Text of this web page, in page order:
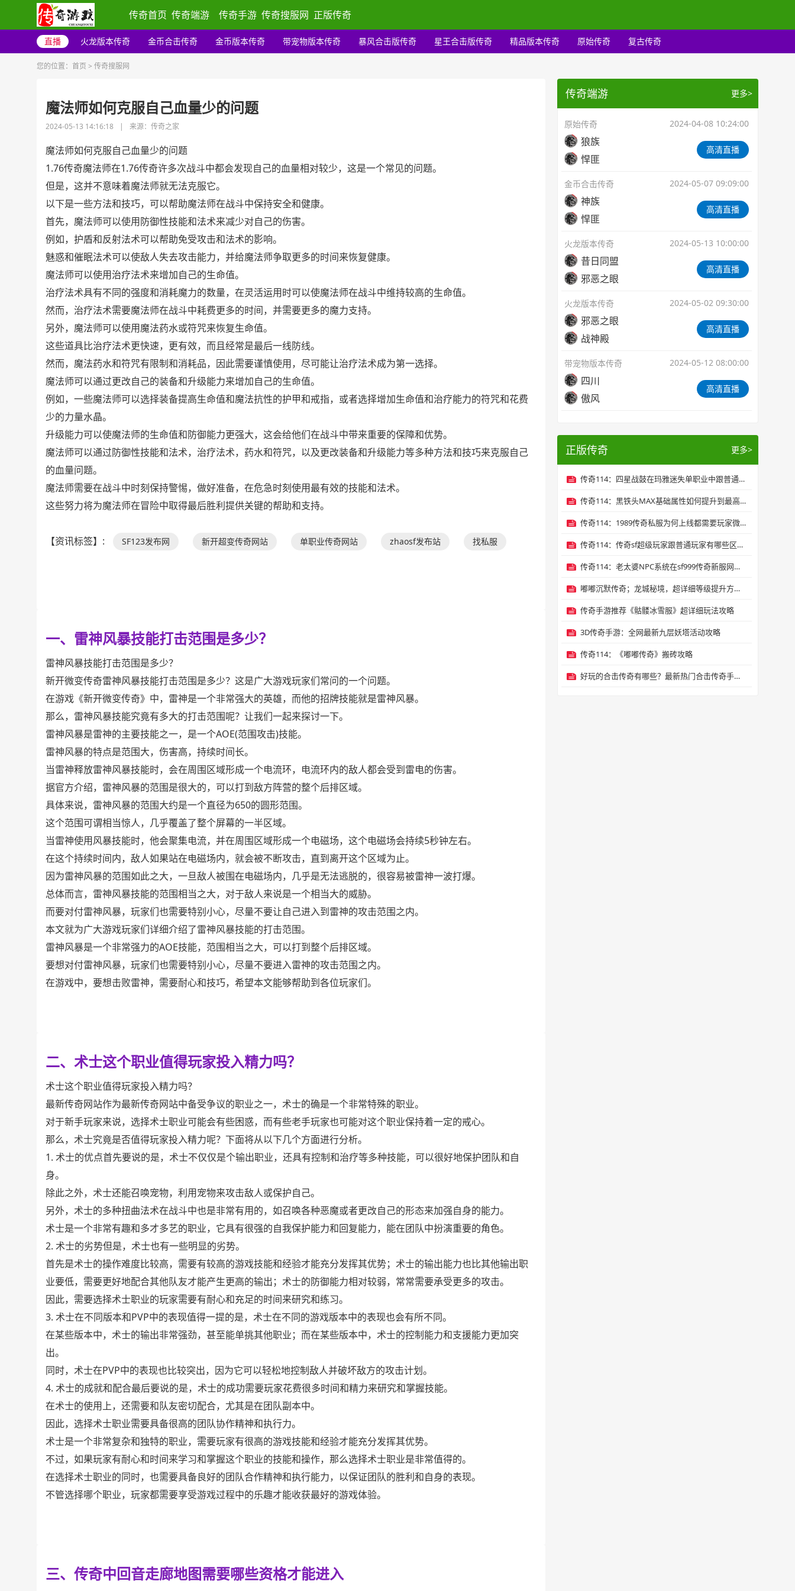
传奇首页 传奇端游 传奇手游 传奇搜服网 正版传奇
直播 火龙版本传奇 金币合击传奇 金币版本传奇 带宠物版本传奇 暴风合击版传奇 星王合击版传奇 精品版本传奇 原始传奇 复古传奇
您的位置： 首页 > 传奇搜服网
魔法师如何克服自己血量少的问题
2024-05-13 14:16:18 | 来源：传奇之家
魔法师如何克服自己血量少的问题
1.76传奇魔法师在1.76传奇许多次战斗中都会发现自己的血量相对较少，这是一个常见的问题。
但是，这并不意味着魔法师就无法克服它。
以下是一些方法和技巧，可以帮助魔法师在战斗中保持安全和健康。
首先，魔法师可以使用防御性技能和法术来减少对自己的伤害。
例如，护盾和反射法术可以帮助免受攻击和法术的影响。
魅惑和催眠法术可以使敌人失去攻击能力，并给魔法师争取更多的时间来恢复健康。
魔法师可以使用治疗法术来增加自己的生命值。
治疗法术具有不同的强度和消耗魔力的数量，在灵活运用时可以使魔法师在战斗中维持较高的生命值。
然而，治疗法术需要魔法师在战斗中耗费更多的时间，并需要更多的魔力支持。
另外，魔法师可以使用魔法药水或符咒来恢复生命值。
这些道具比治疗法术更快速，更有效，而且经常是最后一线防线。
然而，魔法药水和符咒有限制和消耗品，因此需要谨慎使用，尽可能让治疗法术成为第一选择。
魔法师可以通过更改自己的装备和升级能力来增加自己的生命值。
例如，一些魔法师可以选择装备提高生命值和魔法抗性的护甲和戒指，或者选择增加生命值和治疗能力的符咒和花费
少的力量水晶。
升级能力可以使魔法师的生命值和防御能力更强大，这会给他们在战斗中带来重要的保障和优势。
魔法师可以通过防御性技能和法术，治疗法术，药水和符咒，以及更改装备和升级能力等多种方法和技巧来克服自己
的血量问题。
魔法师需要在战斗中时刻保持警惕，做好准备，在危急时刻使用最有效的技能和法术。
这些努力将为魔法师在冒险中取得最后胜利提供关键的帮助和支持。
【资讯标签】: SF123发布网 新开超变传奇网站 单职业传奇网站 zhaosf发布站 找私服
一、雷神风暴技能打击范围是多少？
雷神风暴技能打击范围是多少？
新开微变传奇雷神风暴技能打击范围是多少？这是广大游戏玩家们常问的一个问题。
在游戏《新开微变传奇》中，雷神是一个非常强大的英雄，而他的招牌技能就是雷神风暴。
那么，雷神风暴技能究竟有多大的打击范围呢？让我们一起来探讨一下。
雷神风暴是雷神的主要技能之一，是一个AOE(范围攻击)技能。
雷神风暴的特点是范围大，伤害高，持续时间长。
当雷神释放雷神风暴技能时，会在周围区域形成一个电流环，电流环内的敌人都会受到雷电的伤害。
据官方介绍，雷神风暴的范围是很大的，可以打到敌方阵营的整个后排区域。
具体来说，雷神风暴的范围大约是一个直径为650的圆形范围。
这个范围可谓相当惊人，几乎覆盖了整个屏幕的一半区域。
当雷神使用风暴技能时，他会聚集电流，并在周围区域形成一个电磁场，这个电磁场会持续5秒钟左右。
在这个持续时间内，敌人如果站在电磁场内，就会被不断攻击，直到离开这个区域为止。
因为雷神风暴的范围如此之大，一旦敌人被围在电磁场内，几乎是无法逃脱的，很容易被雷神一波打爆。
总体而言，雷神风暴技能的范围相当之大，对于敌人来说是一个相当大的威胁。
而要对付雷神风暴，玩家们也需要特别小心，尽量不要让自己进入到雷神的攻击范围之内。
本文就为广大游戏玩家们详细介绍了雷神风暴技能的打击范围。
雷神风暴是一个非常强力的AOE技能，范围相当之大，可以打到整个后排区域。
要想对付雷神风暴，玩家们也需要特别小心，尽量不要进入雷神的攻击范围之内。
在游戏中，要想击败雷神，需要耐心和技巧，希望本文能够帮助到各位玩家们。
二、术士这个职业值得玩家投入精力吗？
术士这个职业值得玩家投入精力吗？
最新传奇网站作为最新传奇网站中备受争议的职业之一，术士的确是一个非常特殊的职业。
对于新手玩家来说，选择术士职业可能会有些困惑，而有些老手玩家也可能对这个职业保持着一定的戒心。
那么，术士究竟是否值得玩家投入精力呢？下面将从以下几个方面进行分析。
1. 术士的优点首先要说的是，术士不仅仅是个输出职业，还具有控制和治疗等多种技能，可以很好地保护团队和自
身。
除此之外，术士还能召唤宠物，利用宠物来攻击敌人或保护自己。
另外，术士的多种扭曲法术在战斗中也是非常有用的，如召唤各种恶魔或者更改自己的形态来加强自身的能力。
术士是一个非常有趣和多才多艺的职业，它具有很强的自我保护能力和回复能力，能在团队中扮演重要的角色。
2. 术士的劣势但是，术士也有一些明显的劣势。
首先是术士的操作难度比较高，需要有较高的游戏技能和经验才能充分发挥其优势；术士的输出能力也比其他输出职
业要低，需要更好地配合其他队友才能产生更高的输出；术士的防御能力相对较弱，常常需要承受更多的攻击。
因此，需要选择术士职业的玩家需要有耐心和充足的时间来研究和练习。
3. 术士在不同版本和PVP中的表现值得一提的是，术士在不同的游戏版本中的表现也会有所不同。
在某些版本中，术士的输出非常强劲，甚至能单挑其他职业；而在某些版本中，术士的控制能力和支援能力更加突
出。
同时，术士在PVP中的表现也比较突出，因为它可以轻松地控制敌人并破坏敌方的攻击计划。
4. 术士的成就和配合最后要说的是，术士的成功需要玩家花费很多时间和精力来研究和掌握技能。
在术士的使用上，还需要和队友密切配合，尤其是在团队副本中。
因此，选择术士职业需要具备很高的团队协作精神和执行力。
术士是一个非常复杂和独特的职业，需要玩家有很高的游戏技能和经验才能充分发挥其优势。
不过，如果玩家有耐心和时间来学习和掌握这个职业的技能和操作，那么选择术士职业是非常值得的。
在选择术士职业的同时，也需要具备良好的团队合作精神和执行能力，以保证团队的胜利和自身的表现。
不管选择哪个职业，玩家都需要享受游戏过程中的乐趣才能收获最好的游戏体验。
三、传奇中回音走廊地图需要哪些资格才能进入
传奇端游 更多>
原始传奇 2024-04-08 10:24:00
狼族
悍匪
高清直播
金币合击传奇 2024-05-07 09:09:00
神族
悍匪
高清直播
火龙版本传奇 2024-05-13 10:00:00
昔日同盟
邪恶之眼
高清直播
火龙版本传奇 2024-05-02 09:30:00
邪恶之眼
战神殿
高清直播
带宠物版本传奇 2024-05-12 08:00:00
四川
傲风
高清直播
正版传奇 更多>
传奇114：四星战鼓在玛雅迷失单职业中跟普通战鼓有何区别
传奇114：黑铁头MAX基础属性如何提升到最高状态
传奇114：1989传奇私服为何上线都需要玩家微信验证？
传奇114：传奇sf超级玩家跟普通玩家有哪些区别？
传奇114：老太婆NPC系统在sf999传奇新服网有哪些功能
嘟嘟沉默传奇；龙城秘境，超详细等级提升方法，有哪些是
传奇手游推荐《骷髅冰雪服》超详细玩法攻略
3D传奇手游：全网最新九层妖塔活动攻略
传奇114：《嘟嘟传奇》搬砖攻略
好玩的合击传奇有哪些？最新热门合击传奇手游排行榜2024